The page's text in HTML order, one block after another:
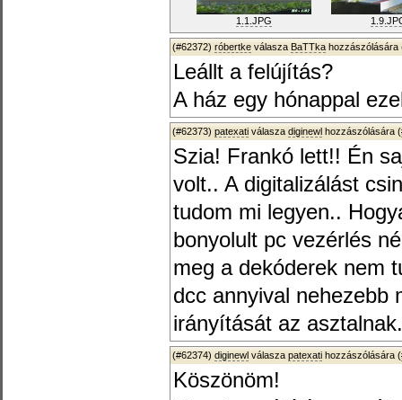
1.1.JPG
(#62372) róbertke válasza BaTTka hozzászólására
Leállt a felújítás?
A ház egy hónappal
(#62373) patexati válasza diginewl hozzászólására (
Szia! Frankó lett!! Én
volt.. A digitalizálást
tudom mi legyen..
bonyolult pc vezérlés
meg a dekóderek nem
dcc annyival nehezebb
irányítását az
(#62374) diginewl válasza patexati hozzászólására (
Köszönöm!